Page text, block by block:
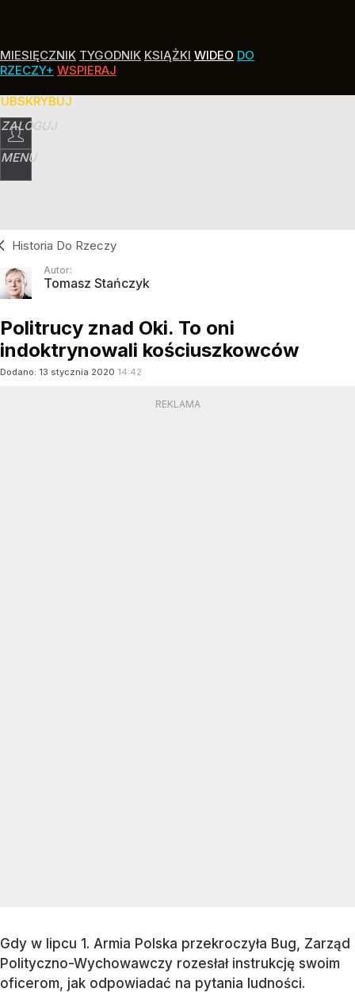
MIESIĘCZNIK TYGODNIK KSIĄŻKI WIDEO DO
RZECZY+ WSPIERAJ
ZALOGUJ
MENU
Historia Do Rzeczy
Autor:
Tomasz Stańczyk
Politrucy znad Oki. To oni
indoktrynowali kościuszkowców
Dodano: 13 stycznia 2020 14:42
Gdy w lipcu 1. Armia Polska przekroczyła Bug, Zarząd
Polityczno-Wychowawczy rozesłał instrukcję swoim
oficerom, jak odpowiadać na pytania ludności.